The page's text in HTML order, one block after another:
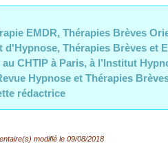
EMDR, Thérapies Brèves
d'Hypnose, Thérapies Brèves et
CHTIP à Paris, à l’Institut
Hypnose et Thérapies
rédactrice
modifié le 09/08/2018